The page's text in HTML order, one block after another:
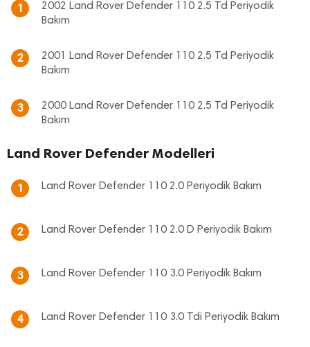
1
2002 Land Rover Defender 110 2.5 Td Periyodik
Bakım
2
2001 Land Rover Defender 110 2.5 Td Periyodik
Bakım
3
2000 Land Rover Defender 110 2.5 Td Periyodik
Bakım
Land Rover Defender Modelleri
1 Land Rover Defender 110 2.0 Periyodik Bakım
2 Land Rover Defender 110 2.0 D Periyodik Bakım
3 Land Rover Defender 110 3.0 Periyodik Bakım
4 Land Rover Defender 110 3.0 Tdi Periyodik Bakım